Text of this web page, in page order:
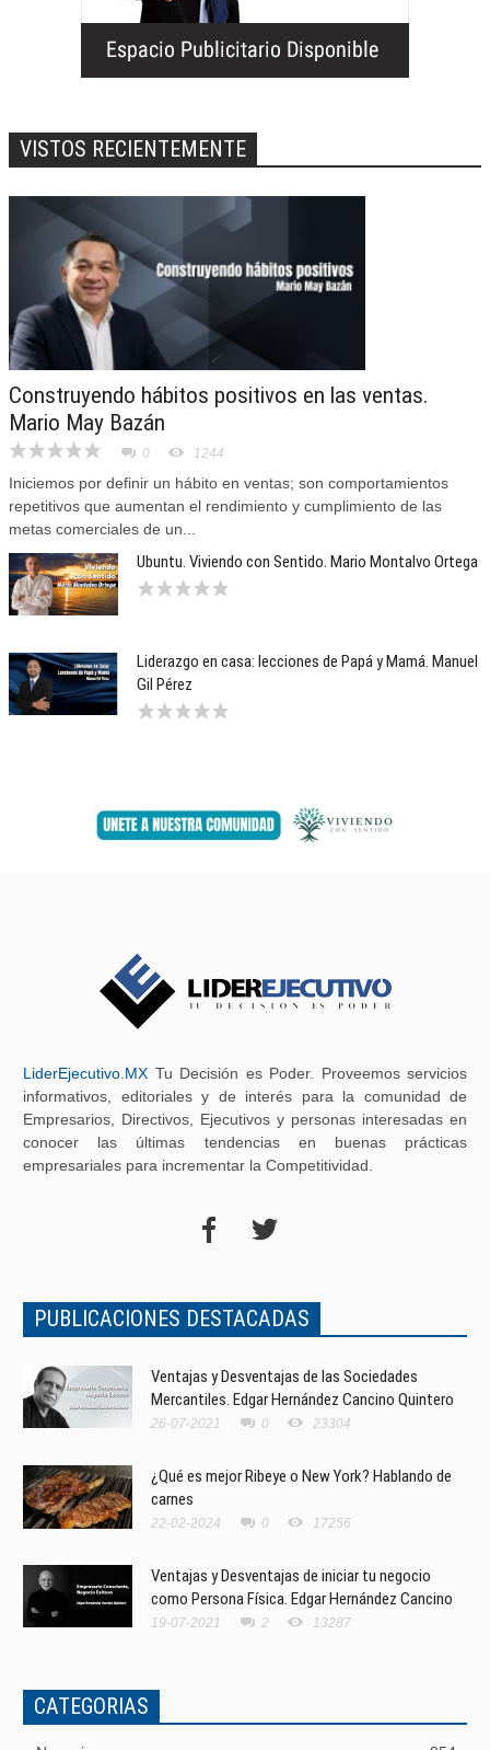
VISTOS RECIENTEMENTE
Construyendo hábitos positivos en las ventas.
Mario May Bazán
0 1244
Iniciemos por definir un hábito en ventas; son comportamientos
repetitivos que aumentan el rendimiento y cumplimiento de las
metas comerciales de un...
Ubuntu. Viviendo con Sentido. Mario Montalvo Ortega
Liderazgo en casa: lecciones de Papá y Mamá. Manuel
Gil Pérez
LiderEjecutivo.MX Tu Decisión es Poder. Proveemos servicios
informativos, editoriales y de interés para la comunidad de
Empresarios, Directivos, Ejecutivos y personas interesadas en
conocer las últimas tendencias en buenas prácticas
empresariales para incrementar la Competitividad.
PUBLICACIONES DESTACADAS
Ventajas y Desventajas de las Sociedades
Mercantiles. Edgar Hernández Cancino Quintero
26-07-2021 0 23304
¿Qué es mejor Ribeye o New York? Hablando de
carnes
22-02-2024 0 17256
Ventajas y Desventajas de iniciar tu negocio
como Persona Física. Edgar Hernández Cancino
19-07-2021 2 13287
CATEGORIAS